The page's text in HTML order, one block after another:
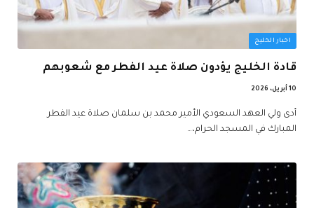
اخبار الخليج
قادة الخليج يؤدون صلاة عيد الفطر مع شعوبهم
10 أبريل، 2026
أدى ولي العهد السعودي الأمير محمد بن سلمان صلاة عيد الفطر
المبارك في المسجد الحرام،…